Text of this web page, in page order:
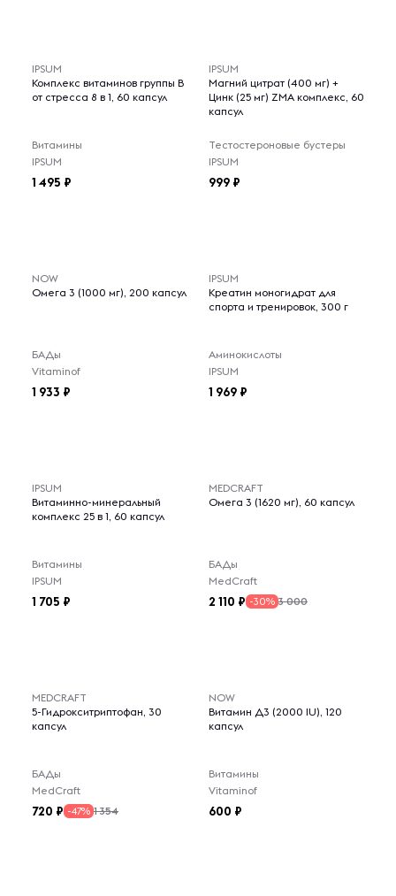
IPSUM
Комплекс витаминов группы B
от стресса 8 в 1, 60 капсул
Витамины
IPSUM
1 495
IPSUM
Магний цитрат (400 мг) +
Цинк (25 мг) ZMA комплекс, 60
капсул
Тестостероновые бустеры
IPSUM
999
NOW
Омега 3 (1000 мг), 200 капсул
БАДы
Vitaminof
1 933
IPSUM
Креатин моногидрат для
спорта и тренировок, 300 г
Аминокислоты
IPSUM
1 969
IPSUM
Витаминно-минеральный
комплекс 25 в 1, 60 капсул
Витамины
IPSUM
1 705
MEDCRAFT
Омега 3 (1620 мг), 60 капсул
БАДы
MedCraft
2 110 -30% 3 000
MEDCRAFT
5-Гидрокситриптофан, 30
капсул
БАДы
MedCraft
720 -47% 1 354
NOW
Витамин Д3 (2000 IU), 120
капсул
Витамины
Vitaminof
600